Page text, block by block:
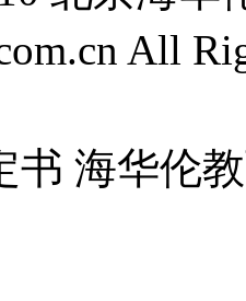
All
书 海华伦